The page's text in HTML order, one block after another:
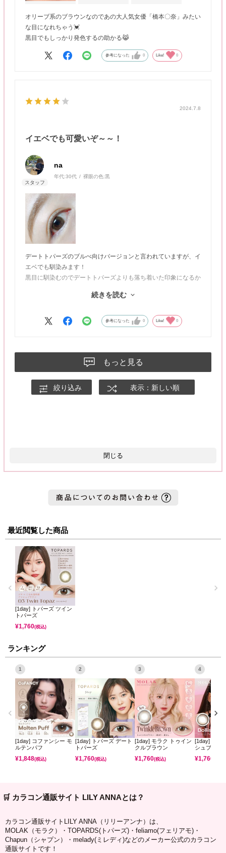
オリーブ系のブラウンなのであの大人気女優「橋本〇奈」みたい
な目になれちゃう💓
黒目でもしっかり発色するの助かる😹
参考になった 0 Like! 0
2024.7.8
イエベでも可愛いぞ～～！
na
年代:30代 裸眼の色:黒
デートトパーズのブルべ向けバージョンと言われていますが、イ
エベでも馴染みます！
黒目に馴染むのでデートトパーズよりも落ち着いた印象になるか
職場などの普段使いもできる、デートトパーズ同様万能レンズで
続きを読む
参考になった 0 Like! 0
もっと見る
絞り込み 表示：新しい順
閉じる
最近閲覧した商品
[1day] トパーズ ツイン
トパーズ
¥1,760(税込)
ランキング
1
[1day] コファンシー モ
ルテンパフ
¥1,848(税込)
2
[1day] トパーズ デート
トパーズ
¥1,760(税込)
3
[1day] モラク トゥイン
クルブラウン
¥1,760(税込)
4
[1day] モラ
シュブラウ
¥1,760
🛒 カラコン通販サイト LILY ANNAとは？
カラコン通販サイトLILY ANNA（リリーアンナ）は、
MOLAK（モラク）・TOPARDS(トパーズ)・feliamo(フェリアモ)・
Chapun（シャプン）・melady(ミレディ)などのメーカー公式のカラコン
通販サイトです！